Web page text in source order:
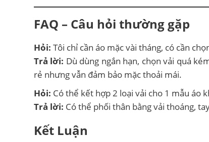
FAQ – Câu hỏi thường gặp
Hỏi: Tôi chỉ cần áo mặc vài tháng, có cần
Trả lời: Dù dùng ngắn hạn, chọn vải quá
rẻ nhưng vẫn đảm bảo mặc thoải mái.
Hỏi: Có thể kết hợp 2 loại vải cho 1 mẫu áo
Trả lời: Có thể phối thân bằng vải thoáng,
Kết Luận